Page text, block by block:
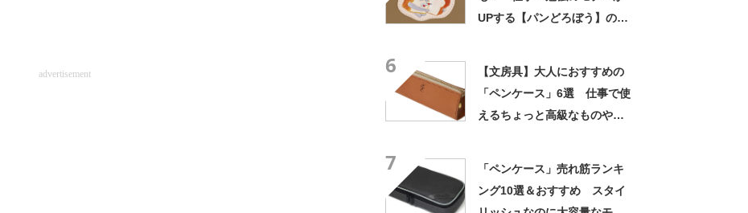
advertisement
UPする【パンどろぼう】の
6
【文房具】大人におすすめの
「ペンケース」6選 仕事で使
えるちょっと高級なものや、
7
「ペンケース」売れ筋ランキ
ング10選＆おすすめ スタイ